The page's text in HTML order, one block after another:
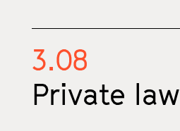
3.08
Private law